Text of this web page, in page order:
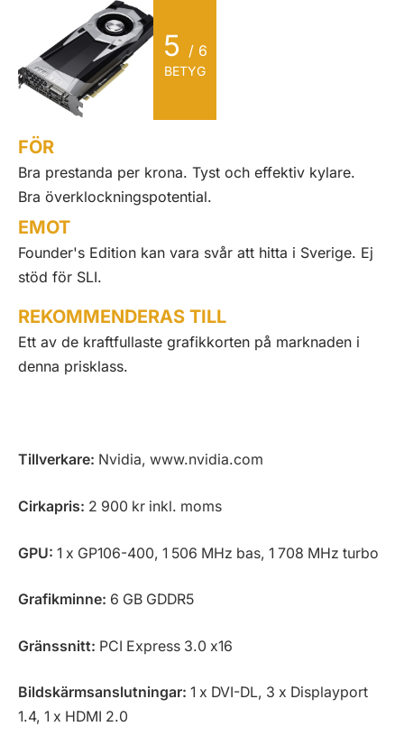
5 / 6
BETYG
FÖR
Bra prestanda per krona. Tyst och effektiv kylare.
Bra överklockningspotential.
EMOT
Founder's Edition kan vara svår att hitta i Sverige. Ej
stöd för SLI.
REKOMMENDERAS TILL
Ett av de kraftfullaste grafikkorten på marknaden i
denna prisklass.
Tillverkare: Nvidia, www.nvidia.com
Cirkapris: 2 900 kr inkl. moms
GPU: 1 x GP106-400, 1 506 MHz bas, 1 708 MHz turbo
Grafikminne: 6 GB GDDR5
Gränssnitt: PCI Express 3.0 x16
Bildskärmsanslutningar: 1 x DVI-DL, 3 x Displayport
1.4, 1 x HDMI 2.0